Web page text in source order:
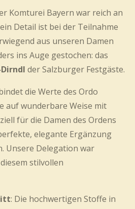
Komturei Bayern war reich an
Detail ist bei der Teilnahme
aus unseren Damen
ins Auge gestochen: das
der Salzburger Festgäste.
die Werte des Ordo
auf wunderbare Weise mit
für die Damen des Ordens
elegante Ergänzung
Unsere Delegation war
stilvollen
: Die hochwertigen Stoffe in